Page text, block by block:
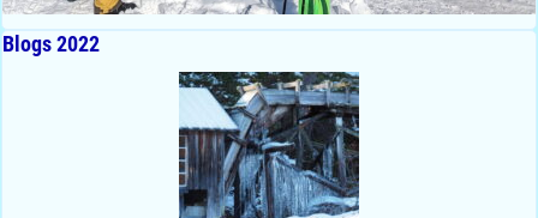
Blogs 2022